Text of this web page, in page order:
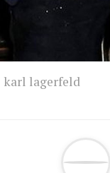
karl lagerfeld